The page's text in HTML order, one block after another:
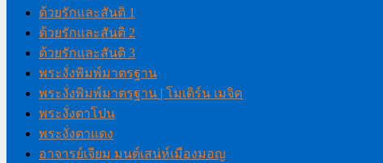
ด้วยรักและสันติ 1
ด้วยรักและสันติ 2
ด้วยรักและสันติ 3
พระงั่งพิมพ์มาตรฐาน
พระงั่งพิมพ์มาตรฐาน | โมเดิร์น เมจิค
พระงั่งตาโปน
พระงั่งตาแดง
อาจารย์เจียม มนต์เสน่ห์เมืองมอญ